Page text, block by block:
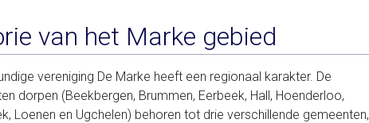
van het Marke gebied
vereniging De Marke heeft een regionaal karakter. De
dorpen (Beekbergen, Brummen, Eerbeek, Hall, Hoenderloo,
Loenen en Ugchelen) behoren tot drie verschillende gemeenten,